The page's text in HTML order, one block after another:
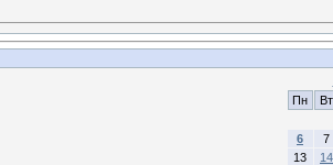
Пн
Вт
6
7
13
14